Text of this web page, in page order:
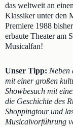
das weltweit an
Klassiker unter den
Premiere 1988
erbaute Theater am
Musicalfan!
Unser Tipp: Neben
mit einer großen
Showbesuch mit
die Geschichte des
Shoppingtour und
Musicalvorführung